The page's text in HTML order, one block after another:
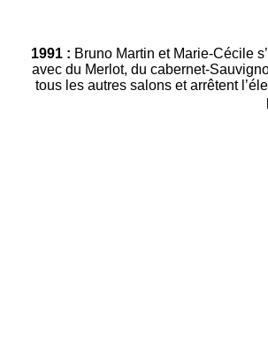
1991 : Bruno Martin et Marie-Cécile
avec du Merlot, du cabernet-
tous les autres salons et arrêtent